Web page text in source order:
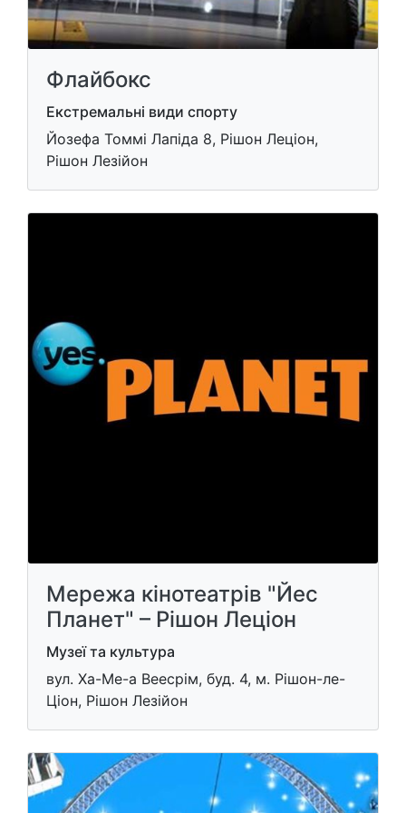
Флайбокс
Екстремальні види спорту
Йозефа Томмі Лапіда 8, Рішон Леціон,
Рішон Лезійон
Мережа кінотеатрів "Йес
Планет" – Рішон Леціон
Музеї та культура
вул. Ха-Ме-а Веесрім, буд. 4, м. Рішон-ле-
Ціон, Рішон Лезійон